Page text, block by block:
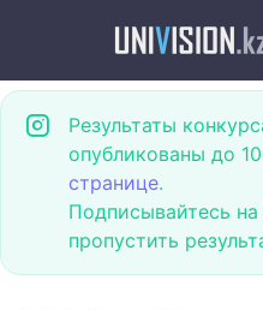
Результаты
опубликованы до
странице.
Подписывайтесь
пропустить